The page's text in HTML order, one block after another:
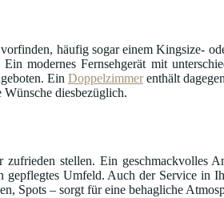
häufig sogar einem Kingsize-
modernes Fernsehgerät mit
Ein Doppelzimmerenthält
Wünsche diesbezüglich.
stellen. Ein geschmackvolles
gepflegtes Umfeld. Auch der Service in
Spots – sorgt für eine behagliche